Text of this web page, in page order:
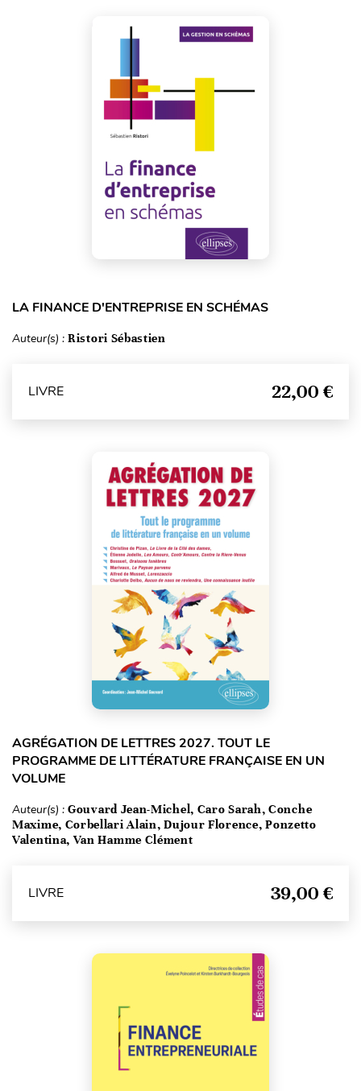
LA FINANCE D'ENTREPRISE EN SCHÉMAS
Auteur(s) : Ristori Sébastien
LIVRE 22,00 €
AGRÉGATION DE LETTRES 2027. TOUT LE
PROGRAMME DE LITTÉRATURE FRANÇAISE EN UN
VOLUME
Auteur(s) : Gouvard Jean-Michel, Caro Sarah, Conche
Maxime, Corbellari Alain, Dujour Florence, Ponzetto
Valentina, Van Hamme Clément
LIVRE 39,00 €